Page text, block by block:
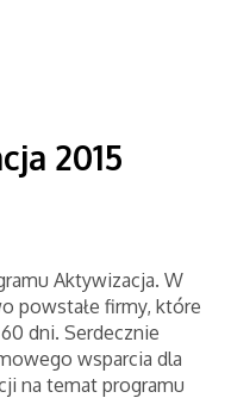
2015
Aktywizacja. W
powstałe firmy, które
dni. Serdecznie
wsparcia dla
na temat programu